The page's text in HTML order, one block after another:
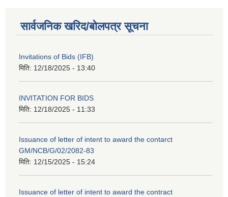
सार्वजनिक खरिद/बोलपत्र सूचना
Invitations of Bids (IFB)
मिति: 12/18/2025 - 13:40
INVITATION FOR BIDS
मिति: 12/18/2025 - 11:33
Issuance of letter of intent to award the contarct
GM/NCB/G/02/2082-83
मिति: 12/15/2025 - 15:24
Issuance of letter of intent to award the contract